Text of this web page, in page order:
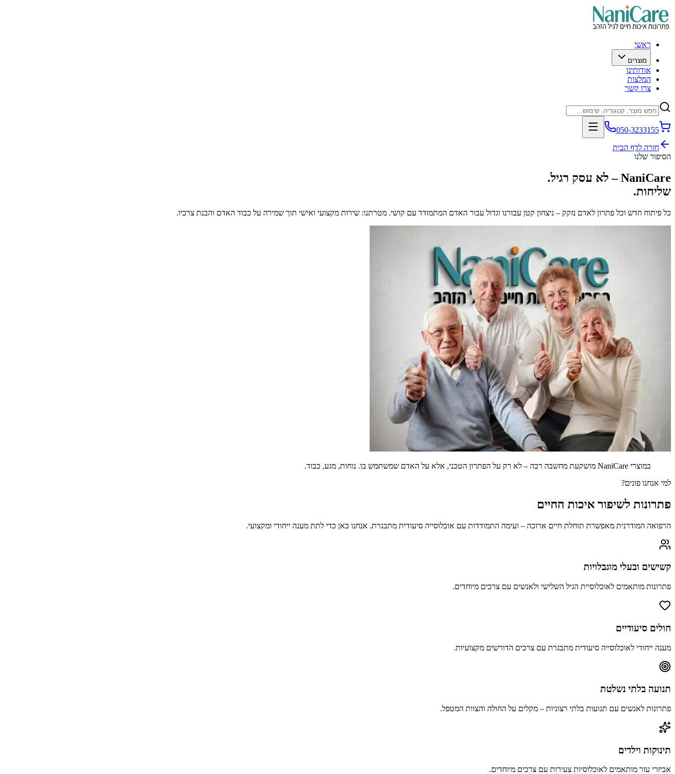
ראשי
מוצרים
אודותינו
המלצות
צרו קשר
050-3233155
חזרה לדף הבית
הסיפור שלנו
NaniCare – לא עסק רגיל.
שליחות.
כל פיתוח חדש וכל פתרון לאדם נזקק – ניצחון קטן עבורנו וגדול עבור האדם המתמודד עם קושי. מטרתנו: שירות מקצועי ואישי תוך שמירה על כבוד האדם והבנת צרכיו.
במוצרי NaniCare מושקעת מחשבה רבה – לא רק על הפתרון הטכני, אלא על האדם שמשתמש בו. נוחות, מגע, כבוד.
למי אנחנו פונים?
פתרונות לשיפור איכות החיים
הרפואה המודרנית מאפשרת תוחלת חיים ארוכה – ועימה התמודדות עם אוכלוסייה סיעודית מתבגרת. אנחנו כאן כדי לתת מענה ייחודי ומקצועי.
קשישים ובעלי מוגבלויות
פתרונות מותאמים לאוכלוסיית הגיל השלישי ולאנשים עם צרכים מיוחדים.
חולים סיעודיים
מענה ייחודי לאוכלוסייה סיעודית מתבגרת עם צרכים הדורשים מקצועיות.
תנועה בלתי נשלטת
פתרונות לאנשים עם תנועות בלתי רצוניות – מקלים על החולה והצוות המטפל.
תינוקות וילדים
אביזרי עזר מותאמים לאוכלוסיות צעירות עם צרכים מיוחדים.